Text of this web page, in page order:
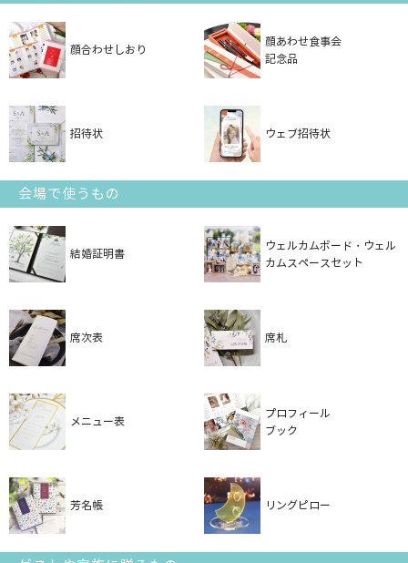
顔合わせしおり
顔あわせ食事会
記念品
招待状 ウェブ招待状
会場で使うもの
結婚証明書
ウェルカムボード・ウェル
カムスペースセット
席次表 席札
メニュー表
プロフィール
ブック
芳名帳 リングピロー